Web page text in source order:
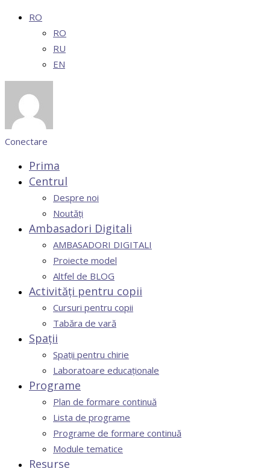
RO
RO
RU
EN
Conectare
Prima
Centrul
Despre noi
Noutăți
Ambasadori Digitali
AMBASADORI DIGITALI
Proiecte model
Altfel de BLOG
Activități pentru copii
Cursuri pentru copii
Tabăra de vară
Spații
Spații pentru chirie
Laboratoare educaționale
Programe
Plan de formare continuă
Lista de programe
Programe de formare continuă
Module tematice
Resurse